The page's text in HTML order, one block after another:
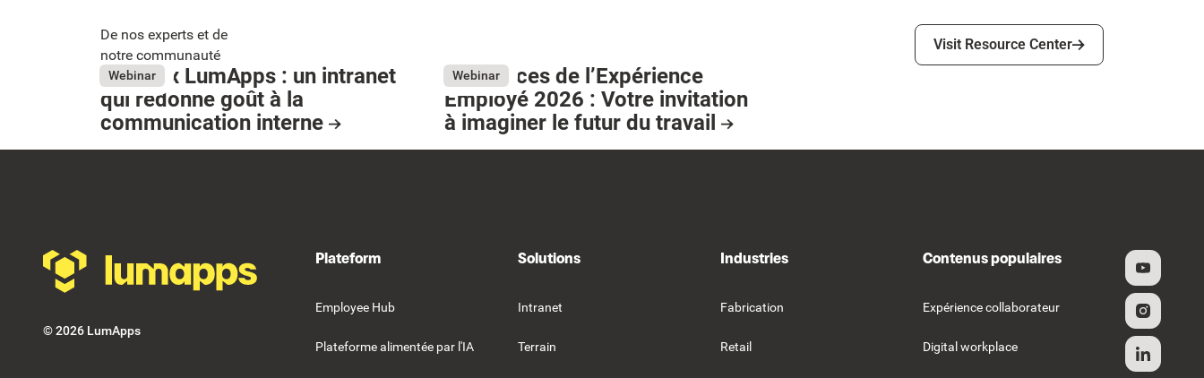
Button Text
De nos experts et de
notre communauté
Visit Resource Center
Visit Resource Center
Webinar
Picard x LumApps : un intranet
qui redonne goût à la
communication interne
Resource Card
July 31, 2026
Webinar
Tendances de l’Expérience
Employé 2026 : Votre invitation
à imaginer le futur du travail
Resource Card
May 10, 2026
©2026 LumApps
Plateform
Employee Hub
Plateforme alimentée par l'IA
Solutions
Intranet
Terrain
Industries
Fabrication
Retail
Contenus populaires
Expérience collaborateur
Digital workplace